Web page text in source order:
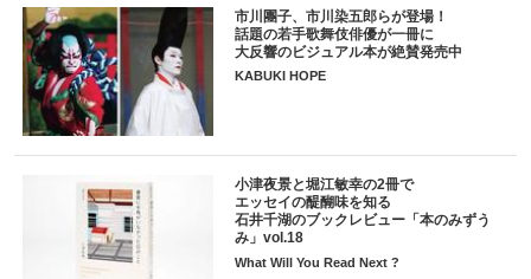
市川團子、市川染五郎らが登場！
話題の若手歌舞伎俳優が一冊に
大反響のビジュアル本が絶賛発売中
KABUKI HOPE
小津夜景と堀江敏幸の2冊で
エッセイの醍醐味を知る
石井千湖のブックレビュー「本のみずう
み」vol.18
What Will You Read Next ?